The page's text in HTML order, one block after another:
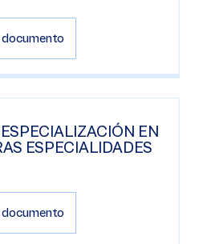
EN
ESPECIALIDADES